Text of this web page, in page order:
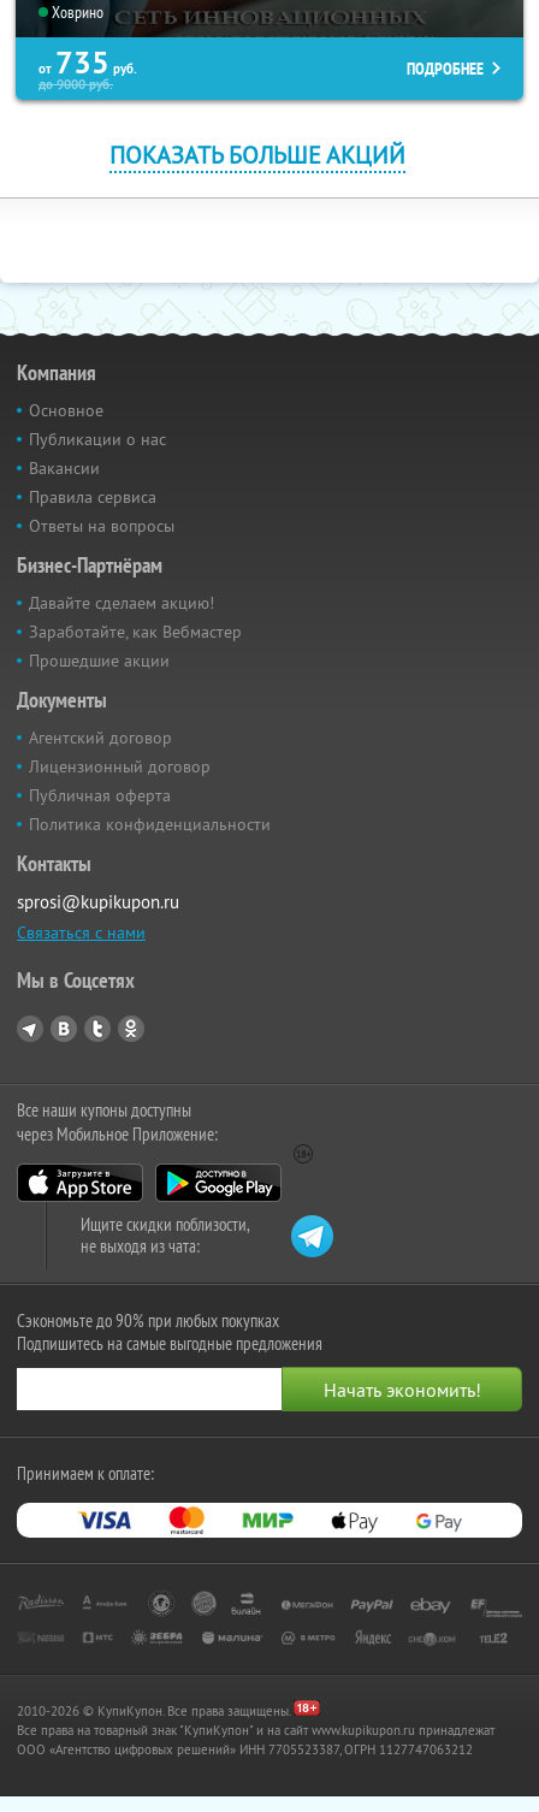
Ховрино
от 735 руб.
до9000руб.
ПОДРОБНЕЕ
ПОКАЗАТЬ БОЛЬШЕ АКЦИЙ
Компания
Основное
Публикации о нас
Вакансии
Правила сервиса
Ответы на вопросы
Бизнес-Партнёрам
Давайте сделаем акцию!
Заработайте, как Вебмастер
Прошедшие акции
Документы
Агентский договор
Лицензионный договор
Публичная оферта
Политика конфиденциальности
Контакты
sprosi@kupikupon.ru
Связаться с нами
Мы в Соцсетях
Все наши купоны доступны
через Мобильное Приложение:
Ищите скидки поблизости,
не выходя из чата:
Сэкономьте до 90% при любых покупках
Подпишитесь на самые выгодные предложения
Принимаем к оплате:
2010-2026 © КупиКупон. Все права защищены.
Все права на товарный знак "КупиКупон" и на сайт www.kupikupon.ru принадлежат
OOO «Агентство цифровых решений» ИНН 7705523387, ОГРН 1127747063212